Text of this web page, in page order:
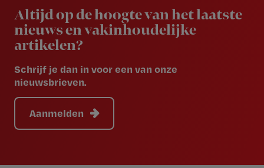
Altijd op de hoogte van het laatste
nieuws en vakinhoudelijke
artikelen?
Schrijf je dan in voor een van onze
nieuwsbrieven.
Aanmelden